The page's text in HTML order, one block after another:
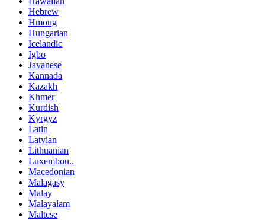
Hebrew
Hmong
Hungarian
Icelandic
Igbo
Javanese
Kannada
Kazakh
Khmer
Kurdish
Kyrgyz
Latin
Latvian
Lithuanian
Luxembou..
Macedonian
Malagasy
Malay
Malayalam
Maltese